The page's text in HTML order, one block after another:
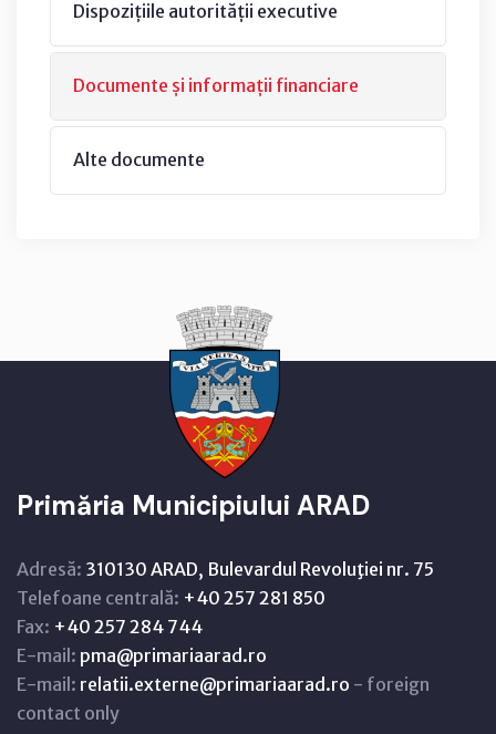
Dispozițiile autorității executive
Documente și informații financiare
Alte documente
Primăria Municipiului ARAD
Adresă: 310130 ARAD, Bulevardul Revoluţiei nr. 75
Telefoane centrală: +40 257 281 850
Fax: +40 257 284 744
E-mail: pma@primariaarad.ro
E-mail: relatii.externe@primariaarad.ro - foreign
contact only